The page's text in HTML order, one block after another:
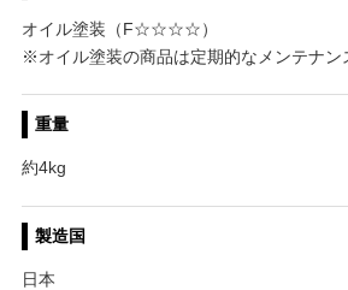
オイル塗装（F☆☆☆☆）
※オイル塗装の商品は定期的なメンテナン
重量
約4kg
製造国
日本